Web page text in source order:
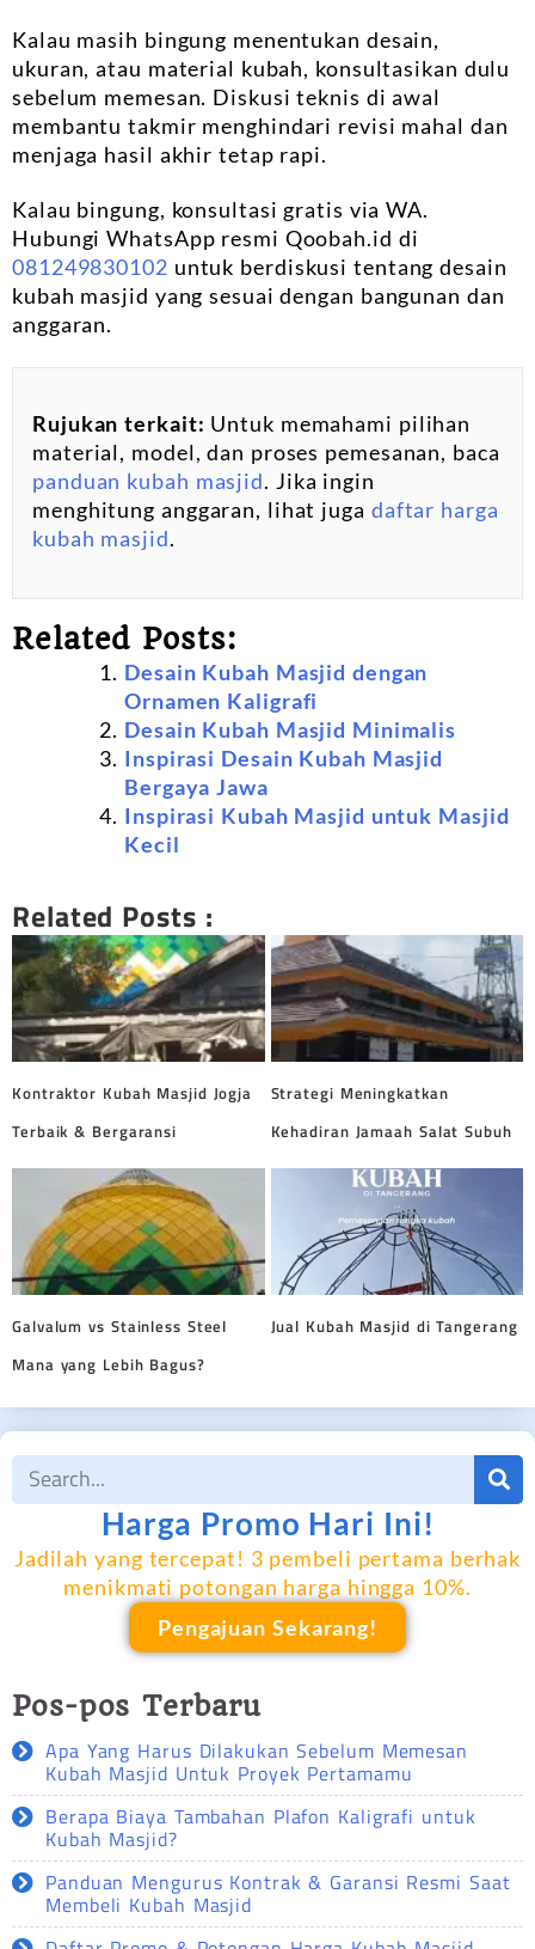
Kalau masih bingung menentukan desain,
ukuran, atau material kubah, konsultasikan dulu
sebelum memesan. Diskusi teknis di awal
membantu takmir menghindari revisi mahal dan
menjaga hasil akhir tetap rapi.
Kalau bingung, konsultasi gratis via WA.
Hubungi WhatsApp resmi Qoobah.id di
081249830102 untuk berdiskusi tentang desain
kubah masjid yang sesuai dengan bangunan dan
anggaran.
Rujukan terkait: Untuk memahami pilihan
material, model, dan proses pemesanan, baca
panduan kubah masjid. Jika ingin
menghitung anggaran, lihat juga daftar harga
kubah masjid.
Related Posts:
Desain Kubah Masjid dengan
Ornamen Kaligrafi
Desain Kubah Masjid Minimalis
Inspirasi Desain Kubah Masjid
Bergaya Jawa
Inspirasi Kubah Masjid untuk Masjid
Kecil
Related Posts :
Kontraktor Kubah Masjid Jogja
Terbaik & Bergaransi
Strategi Meningkatkan
Kehadiran Jamaah Salat Subuh
Galvalum vs Stainless Steel
Mana yang Lebih Bagus?
Jual Kubah Masjid di Tangerang
Harga Promo Hari Ini!
Jadilah yang tercepat! 3 pembeli pertama berhak
menikmati potongan harga hingga 10%.
Pengajuan Sekarang!
Pos-pos Terbaru
Apa Yang Harus Dilakukan Sebelum Memesan
Kubah Masjid Untuk Proyek Pertamamu
Berapa Biaya Tambahan Plafon Kaligrafi untuk
Kubah Masjid?
Panduan Mengurus Kontrak & Garansi Resmi Saat
Membeli Kubah Masjid